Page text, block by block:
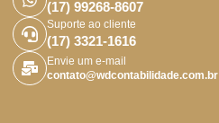
(17) 99268-8607
Suporte ao cliente
(17) 3321-1616
Envie um e-mail
contato@wdcontabilidade.com.br